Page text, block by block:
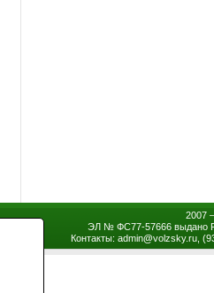
2007
ЭЛ № ФС77-57666 выдано
Контакты: admin@volzsky.ru,